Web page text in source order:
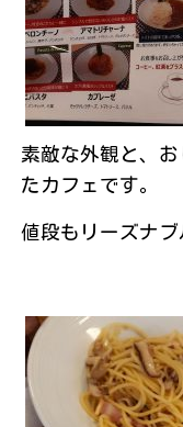
素敵な外観と、
たカフェです。
値段もリーズナブ